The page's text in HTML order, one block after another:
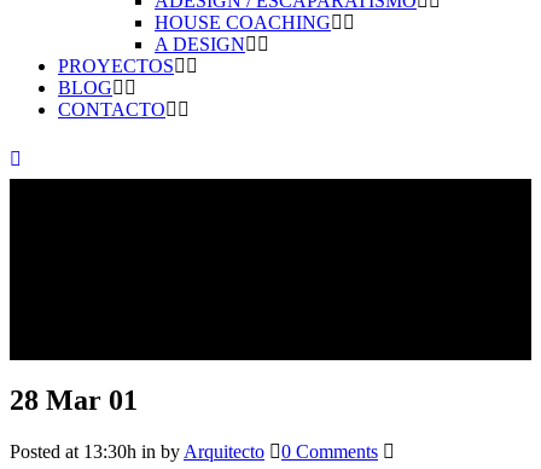
HOUSE COACHING
A DESIGN
PROYECTOS
BLOG
CONTACTO
28 Mar 01
Posted at 13:30h in by Arquitecto 0 Comments